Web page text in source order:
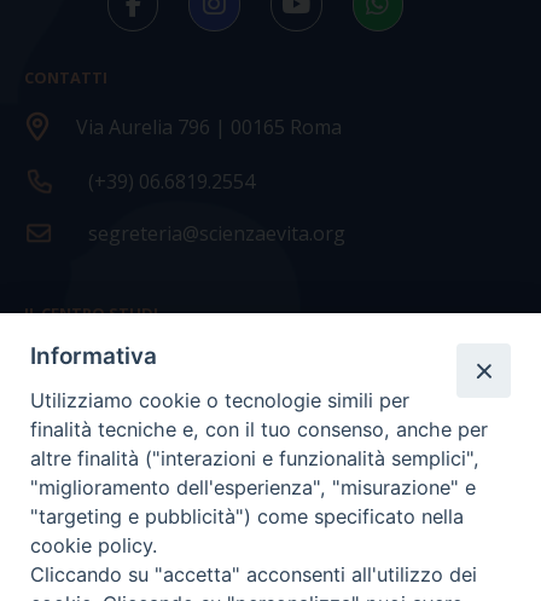
CONTATTI
Via Aurelia 796 | 00165 Roma
(+39) 06.6819.2554
segreteria@scienzaevita.org
IL CENTRO STUDI
La nostra storia
Statuto
Presidenza e ufficio presidenza
Consiglio scientifico
Coordinamento nazionale
Informativa
Utilizziamo cookie o tecnologie simili per
finalità tecniche e, con il tuo consenso, anche per
altre finalità ("interazioni e funzionalità semplici",
"miglioramento dell'esperienza", "misurazione" e
"targeting e pubblicità") come specificato nella
cookie policy.
Cliccando su "accetta" acconsenti all'utilizzo dei